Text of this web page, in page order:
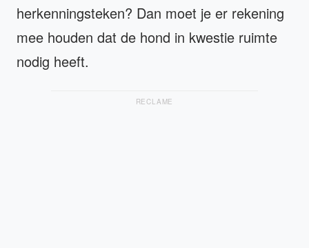
herkenningsteken? Dan moet je er rekening
mee houden dat de hond in kwestie ruimte
nodig heeft.
RECLAME